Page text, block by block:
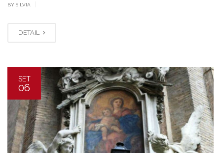
BY SILVIA
DETAIL
SET
06